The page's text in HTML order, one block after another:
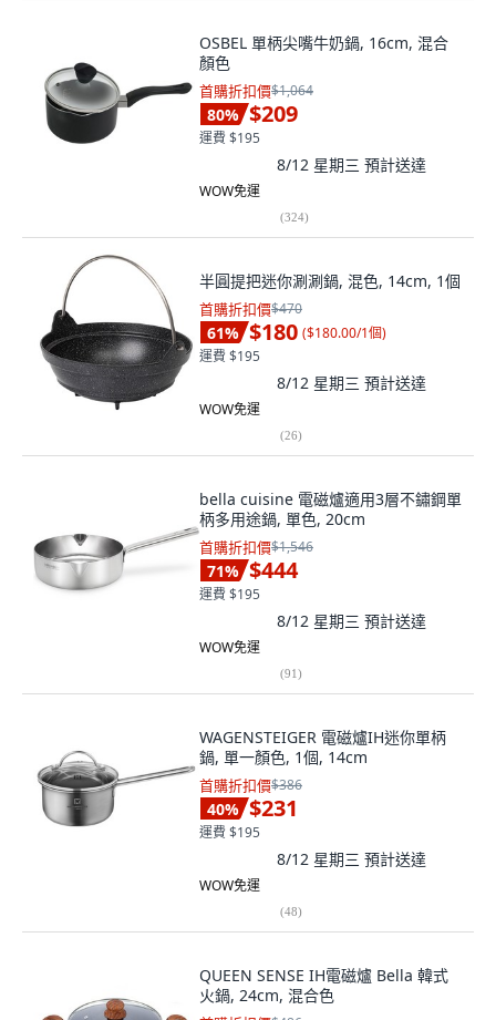
OSBEL 單柄尖嘴牛奶鍋, 16cm, 混合
顏色
首購折扣價$1,064
80% $209
運費 $195
8/12 星期三 預計送達
WOW免運
(324)
半圓提把迷你涮涮鍋, 混色, 14cm, 1個
首購折扣價$470
61% $180 ($180.00/1個)
運費 $195
8/12 星期三 預計送達
WOW免運
(26)
bella cuisine 電磁爐適用3層不鏽鋼單
柄多用途鍋, 單色, 20cm
首購折扣價$1,546
71% $444
運費 $195
8/12 星期三 預計送達
WOW免運
(91)
WAGENSTEIGER 電磁爐IH迷你單柄
鍋, 單一顏色, 1個, 14cm
首購折扣價$386
40% $231
運費 $195
8/12 星期三 預計送達
WOW免運
(48)
QUEEN SENSE IH電磁爐 Bella 韓式
火鍋, 24cm, 混合色